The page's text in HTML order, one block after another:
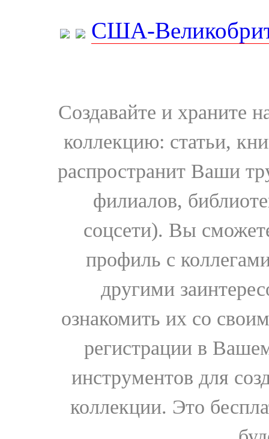
США-
Создавайте и храните
коллекцию: статьи,
распространит Ваши
филиалов,
соцсети). Вы
профиль с
другими
ознакомить их со
регистрации в
инструментов для
коллекции. Это